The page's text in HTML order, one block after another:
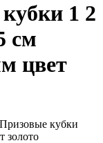
1 2
см
цвет
Призовые кубки
золото